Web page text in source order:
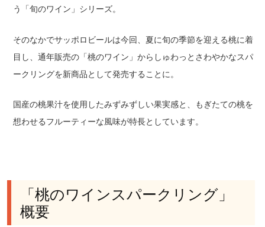
う「旬のワイン」シリーズ。
そのなかでサッポロビールは今回、夏に旬の季節を迎える桃に着
目し、通年販売の「桃のワイン」からしゅわっとさわやかなスパ
ークリングを新商品として発売することに。
国産の桃果汁を使用したみずみずしい果実感と、もぎたての桃を
想わせるフルーティーな風味が特長としています。
「桃のワインスパークリング」
概要